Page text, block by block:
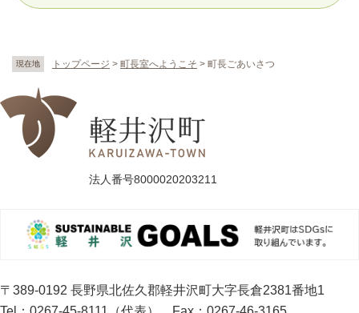
現在地 トップページ > 町長室へようこそ > 町長ごあいさつ
法人番号8000020203211
〒389-0192 長野県北佐久郡軽井沢町大字長倉2381番地1